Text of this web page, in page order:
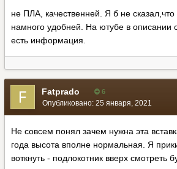
не ПЛА, качественней. Я б не сказал,что
намного удобней. На ютубе в описании
есть информация.
Fatprado 6
Опубликовано: 25 января, 2021
Не совсем понял зачем нужна эта
года высота вполне нормальная. Я
воткнуть - подлокотник вверх смотреть